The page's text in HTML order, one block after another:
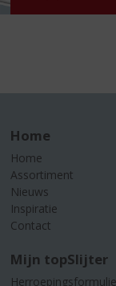
Home
Home
Assortiment
Nieuws
Inspiratie
Contact
Mijn topSlijter